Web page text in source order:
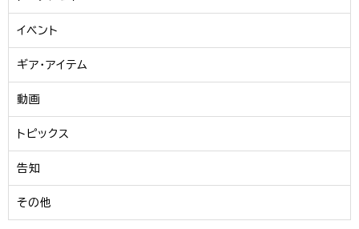
イベント
ギア・アイテム
動画
トピックス
告知
その他